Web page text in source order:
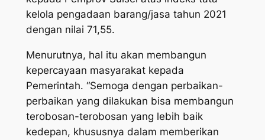
kelola pengadaan barang/jasa tahun 2021
dengan nilai 71,55.
Menurutnya, hal itu akan membangun
kepercayaan masyarakat kepada
Pemerintah. “Semoga dengan perbaikan-
perbaikan yang dilakukan bisa membangun
terobosan-terobosan yang lebih baik
kedepan, khususnya dalam memberikan